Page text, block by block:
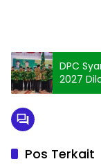
DPC
2027
Pos Terkait